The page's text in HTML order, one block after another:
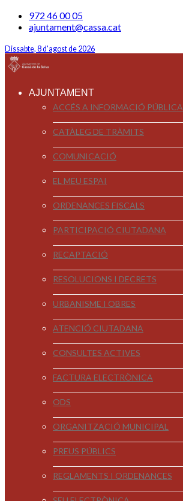
972 46 00 05
ajuntament@cassa.cat
Dissabte, 8 d'agost de 2026
AJUNTAMENT
ACCÉS A INFORMACIÓ PÚBLICA
CATÀLEG DE TRÀMITS
COMUNICACIÓ
EL MEU ESPAI
ORDENANCES FISCALS
PARTICIPACIÓ CIUTADANA
RECAPTACIÓ
RESOLUCIONS I DECRETS
URBANISME I OBRES
ATENCIÓ CIUTADANA
CONSULTES ACTIVES
FACTURA ELECTRÒNICA
ODS
ORGANITZACIÓ MUNICIPAL
PREUS PÚBLICS
REGLAMENTS I ORDENANCES